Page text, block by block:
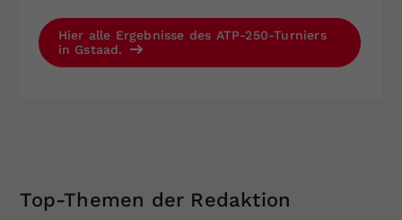
Hier alle Ergebnisse des ATP-250-Turniers
in Gstaad.
Top-Themen der Redaktion